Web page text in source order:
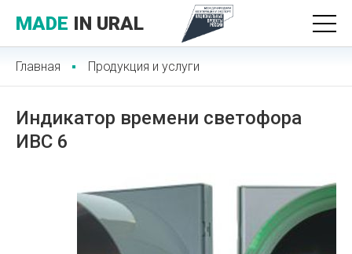
MADE IN URAL
Главная Продукция и услуги
Индикатор времени светофора
ИВС 6